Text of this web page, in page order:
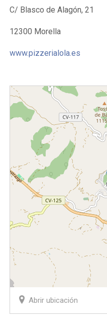
C/ Blasco de Alagón, 21
12300 Morella
www.pizzerialola.es
Abrir ubicación